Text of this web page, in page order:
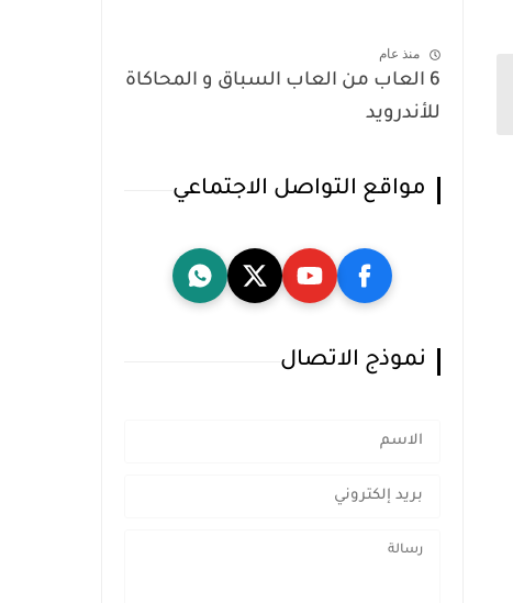
منذ عام
6 العاب من العاب السباق و المحاكاة
للأندرويد
مواقع التواصل الاجتماعي
نموذج الاتصال